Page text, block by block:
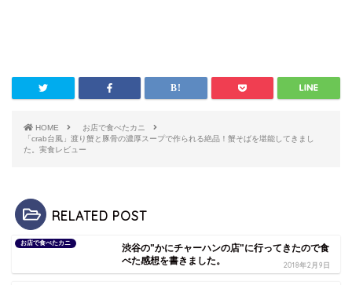
HOME
お店で食べたカニ
「crab台風」渡り蟹と豚骨の濃厚スープで作られる絶品！蟹そばを堪能してきまし
た。実食レビュー
RELATED POST
お店で食べたカニ
渋谷の"かにチャーハンの店"に行ってきたので食
べた感想を書きました。
2018年2月9日